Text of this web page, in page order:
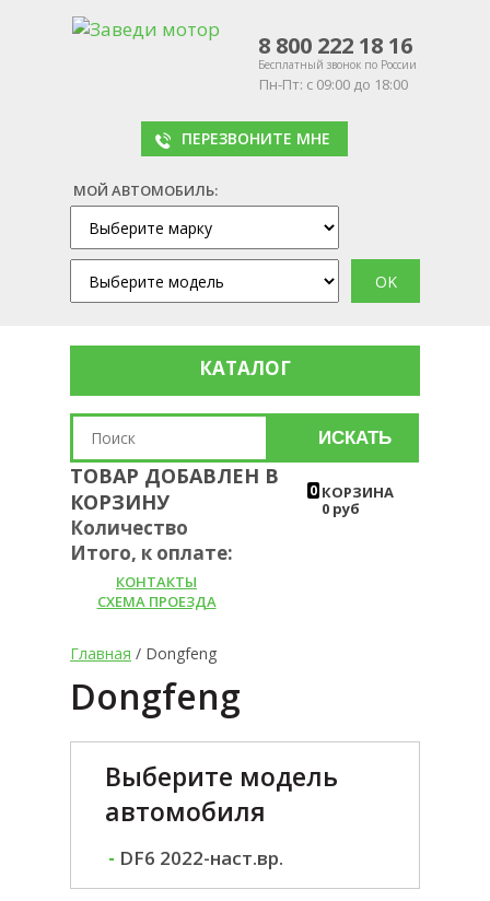
ПЕРЕЗВОНИТЕ МНЕ
8 800 222 18 16
Бесплатный звонок по России
Пн-Пт: с 09:00 до 18:00
МОЙ АВТОМОБИЛЬ:
КАТАЛОГ
ИСКАТЬ
КОРЗИНА
0 руб
0
ТОВАР ДОБАВЛЕН В
КОРЗИНУ
Количество
Итого, к оплате:
КОНТАКТЫ
СХЕМА ПРОЕЗДА
Главная / Dongfeng
Dongfeng
Выберите модель
автомобиля
- DF6 2022-наст.вр.